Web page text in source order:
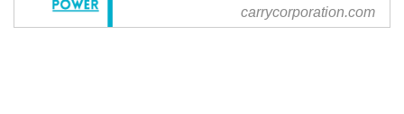
三重県鈴鹿市に事務所を構え、デ
ザイン業、美容業、ペイント業を
carrycorporation.com